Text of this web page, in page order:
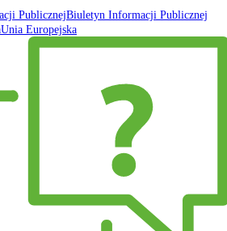
Biuletyn Informacji Publicznej
Unia Europejska